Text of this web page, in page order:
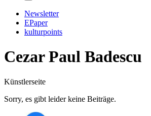
Newsletter
EPaper
kulturpoints
Cezar Paul Badescu
Künstlerseite
Sorry, es gibt leider keine Beiträge.